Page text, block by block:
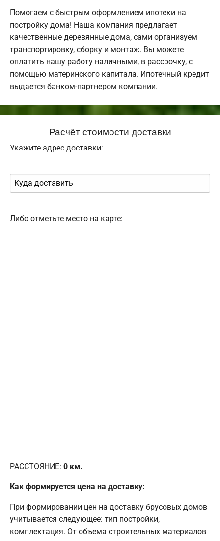
Помогаем с быстрым оформлением ипотеки на
постройку дома! Наша компания предлагает
качественные деревянные дома, сами организуем
транспортировку, сборку и монтаж. Вы можете
оплатить нашу работу наличными, в рассрочку, с
помощью материнского капитала. Ипотечный кредит
выдается банком-партнером компании.
Расчёт стоимости доставки
Укажите адрес доставки:
Либо отметьте место на карте:
РАССТОЯНИЕ: 0 км.
Как формируется цена на доставку:
При формировании цен на доставку брусовых домов
учитывается следующее: тип постройки,
комплектация. От объема строительных материалов